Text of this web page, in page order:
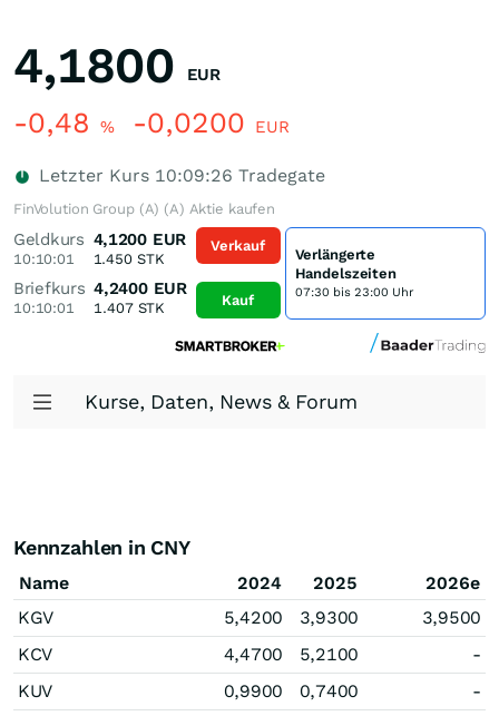
4,1800 EUR
-0,48 % -0,0200 EUR
Letzter Kurs 10:09:26 Tradegate
FinVolution Group (A) (A) Aktie kaufen
Geldkurs
10:10:01
4,1200 EUR
1.450STK
Briefkurs
10:10:01
4,2400 EUR
1.407STK
Verkauf
Kauf
Verlängerte
Handelszeiten
07:30 bis 23:00 Uhr
Kurse, Daten, News & Forum
Kennzahlen in CNY
Name 2024 2025
2026e
KGV
5,4200 3,9300
3,9500
KCV
4,4700 5,2100
-
KUV
0,9900 0,7400
-